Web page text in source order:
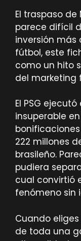
El traspaso
parece difícil
inversión más
fútbol, ​​este
como un hito
del marketing
El PSG
insuperable
222 millones
brasileño.
pudiera
cual convirtió
fenómeno sin
Cuando eliges
de toda una